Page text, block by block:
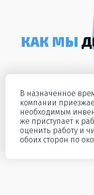
КАК МЫ
В назначенное
компании
необходимым
же приступает к
оценить работу и
обоих сторон по